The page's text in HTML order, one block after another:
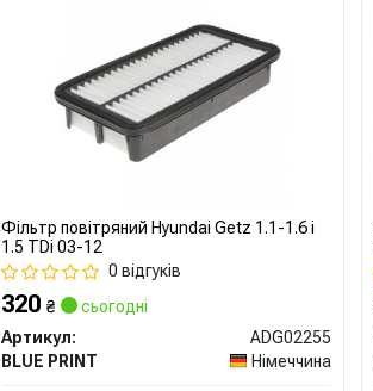
Фільтр повітряний Hyundai Getz 1.1-1.6 i
1.5 TDi 03-12
0 відгуків
320 ₴
сьогодні
Артикул:
ADG02255
BLUE PRINT
Німеччина